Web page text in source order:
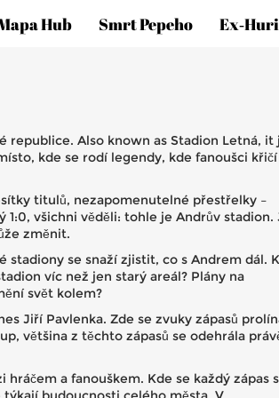
Hub Smrt Pepeho
republice. Also known as Stadion Letná, it
kde se rodí legendy, kde fanoušci
titulů, nezapomenutelné přestřelky –
1:0, všichni věděli: tohle je Andrův stadion.
změnit.
stadiony se snaží zjistit, co s Andrem dál.
víc než jen starý areál? Plány na
svět kolem?
Jiří Pavlenka. Zde se zvuky zápasů
většina z těchto zápasů se odehrála
a fanouškem. Kde se každý zápas